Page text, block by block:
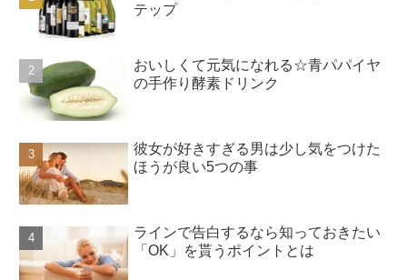
テップ
おいしくて元気になれる☆青パパイヤ
の手作り酵素ドリンク
彼女が好きすぎる男は少し気をつけた
ほうが良い5つの事
ラインで告白するなら知っておきたい
「OK」を貰うポイントとは